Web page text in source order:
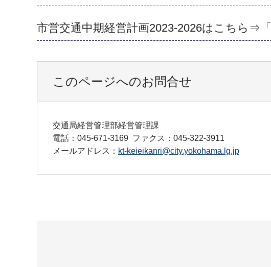
市営交通中期経営計画2023-2026はこちら⇒「
このページへのお問合せ
交通局経営管理部経営管理課
電話：045-671-3169 ファクス：045-322-3911
メールアドレス： kt-keieikanri@city.yokohama.lg.jp